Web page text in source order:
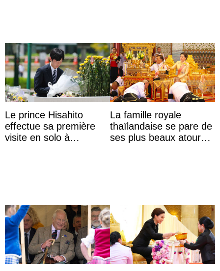
Le prince Hisahito
effectue sa première
visite en solo à
La famille royale
thaïlandaise se pare de
ses plus beaux atours